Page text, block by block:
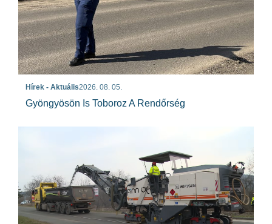
Hírek - Aktuális2026. 08. 05.
Gyöngyösön Is Toboroz A Rendőrség